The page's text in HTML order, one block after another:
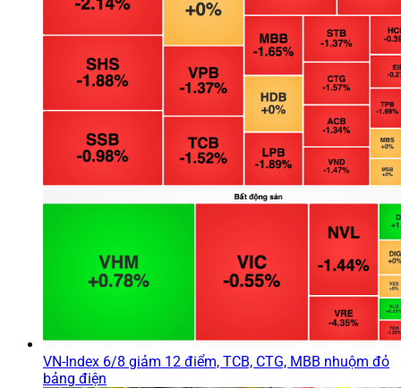
VN-Index 6/8 giảm 12 điểm, TCB, CTG, MBB nhuộm đỏ
bảng điện